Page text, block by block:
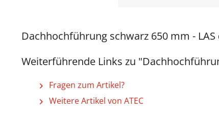
Dachhochführung schwarz 650 mm -
Weiterführende Links zu
Fragen zum Artikel?
Weitere Artikel von ATEC